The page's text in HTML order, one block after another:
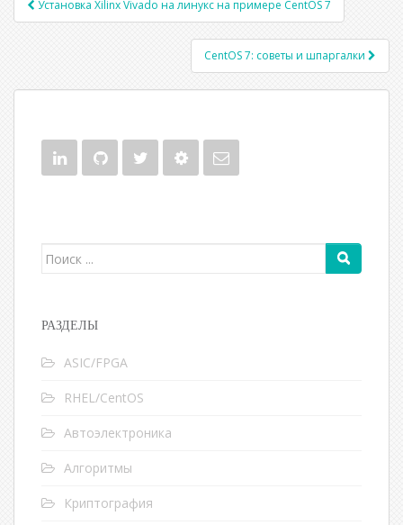
Post navigation
Установка Xilinx Vivado на линукс на примере CentOS 7
CentOS 7: советы и шпаргалки
Поиск для:
РАЗДЕЛЫ
ASIC/FPGA
RHEL/CentOS
Автоэлектроника
Алгоритмы
Криптография